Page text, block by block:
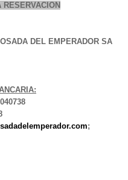
RESERVACION
EMPERADOR SA
;